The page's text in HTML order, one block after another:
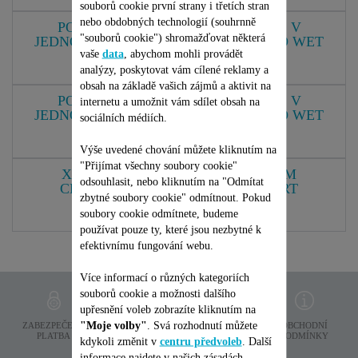
PODLAHOVÁ MYČKA A VYSAVAČ V
JEDNOM ROWENTA X-CLEAN 4 AUTO WET
& DRY 16 000 PA GZ5035WO
GZ5035WO
PODLAHOVÁ MYČKA A VYSAVAČ V
JEDNOM ROWENTA X-CLEAN 4 AUTO WET
GZ5037WO
X-CLEAN 12, WET & DRY VACUUM
CLEANER, POWERFUL AND SMART
CLEANING
GZ7257E0
ZABEZPEČENÁ
PLATBA
PODMÍNKY
DODÁNÍ
OCHRANA
OBCHODNÍ
PODMÍNKY
souborů cookie první strany i třetích stran
nebo obdobných technologií (souhrnně
"souborů cookie") shromažďovat některá
vaše data, abychom mohli provádět
analýzy, poskytovat vám cílené reklamy a
obsah na základě vašich zájmů a aktivit na
internetu a umožnit vám sdílet obsah na
sociálních médiích.
Výše uvedené chování můžete kliknutím na
"Přijímat všechny soubory cookie"
odsouhlasit, nebo kliknutím na "Odmítat
zbytné soubory cookie" odmítnout. Pokud
soubory cookie odmítnete, budeme
používat pouze ty, které jsou nezbytné k
efektivnímu fungování webu.
Více informací o různých kategoriích
souborů cookie a možnosti dalšího
upřesnění voleb zobrazíte kliknutím na
"Moje volby" . Svá rozhodnutí můžete
kdykoli změnit v centru předvoleb. Další